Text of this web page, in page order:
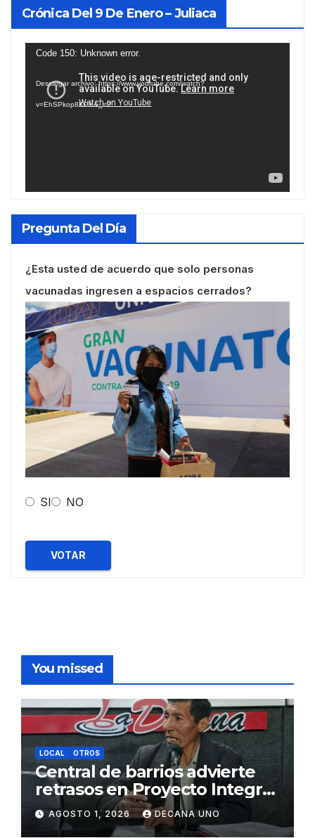
Crónica Del 9 De Enero – Juliaca
Reproductor
vídeo
Code 150: Unknown error.
Descargar archivo: https://www.youtube.com/watch?
v=EhSPkop8KPY&_=2
Pregunta Del Día
¿Esta usted de acuerdo que solo personas
vacunadas ingresen a espacios cerrados?
SI NO
VOTAR
You missed
LOCAL OTROS
Central de barrios advierte
retrasos en Proyecto Integral
de Agua y Alcantarillado para
Juliaca
AGOSTO 1, 2026 DECANA UNO